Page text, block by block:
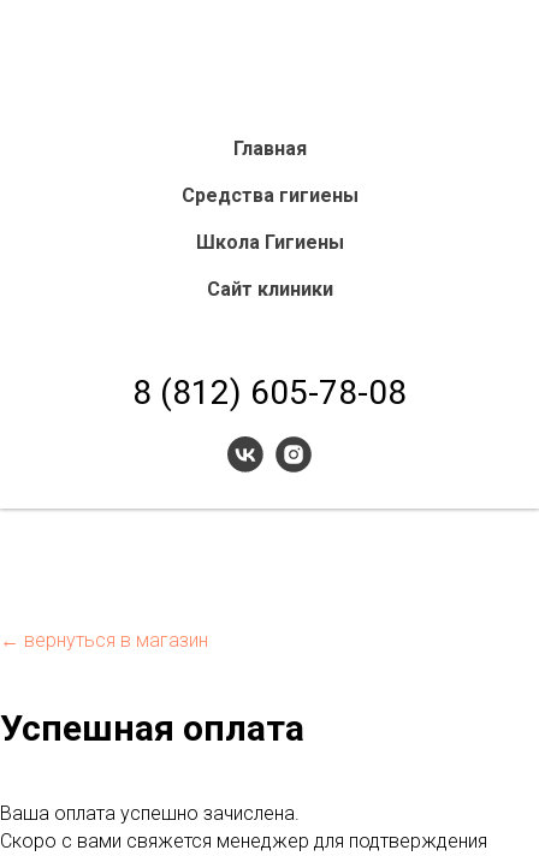
Главная
Средства гигиены
Школа Гигиены
Сайт клиники
8 (812) 605-78-08
← вернуться в магазин
Успешная оплата
Ваша оплата успешно зачислена.
Скоро с вами свяжется менеджер для подтверждения